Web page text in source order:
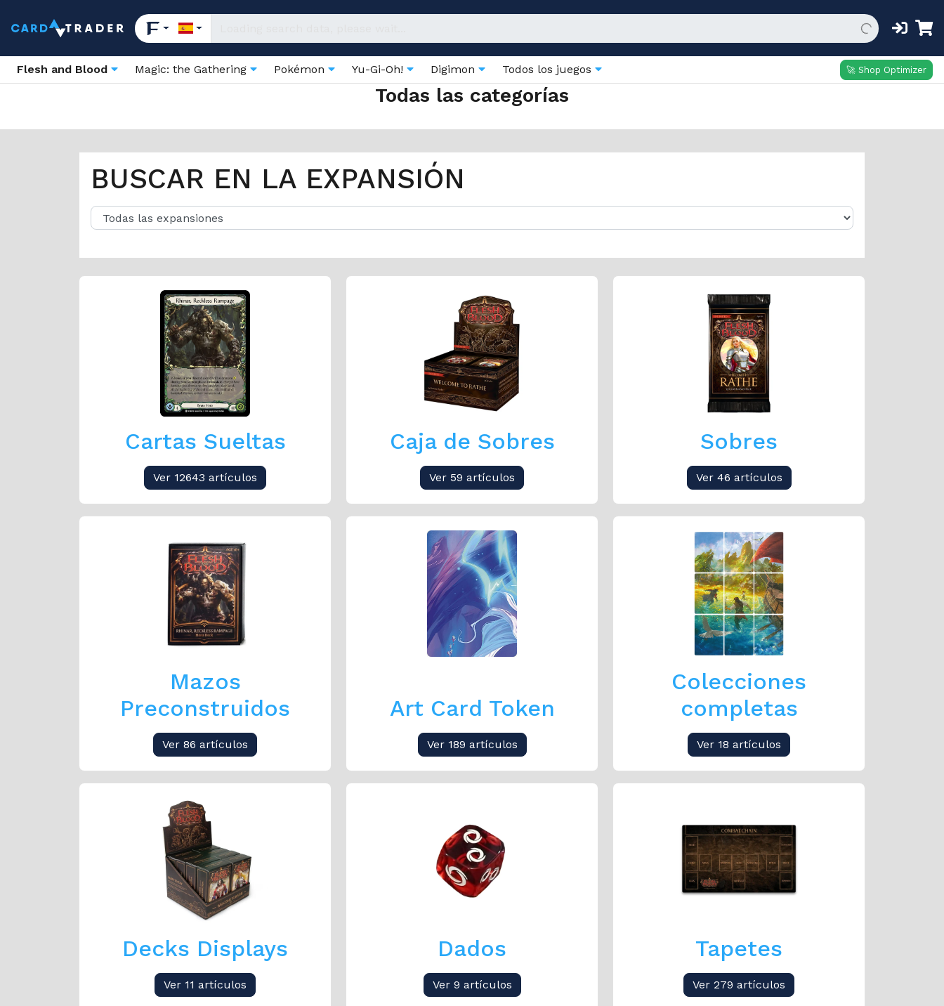
Flesh and Blood Magic: the Gathering Pokémon Yu-Gi-Oh! Digimon Todos los juegos 🚀 Shop Optimizer
Todas las categorías
BUSCAR EN LA EXPANSIÓN
Cartas Sueltas
Ver 12643 artículos
Caja de Sobres
Ver 59 artículos
Sobres
Ver 46 artículos
Mazos
Preconstruidos
Ver 86 artículos
Art Card Token
Ver 189 artículos
Colecciones
completas
Ver 18 artículos
Decks Displays
Ver 11 artículos
Dados
Ver 9 artículos
Tapetes
Ver 279 artículos